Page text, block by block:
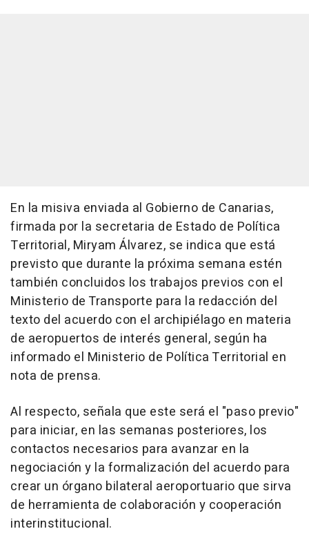
En la misiva enviada al Gobierno de Canarias,
firmada por la secretaria de Estado de Política
Territorial, Miryam Álvarez, se indica que está
previsto que durante la próxima semana estén
también concluidos los trabajos previos con el
Ministerio de Transporte para la redacción del
texto del acuerdo con el archipiélago en materia
de aeropuertos de interés general, según ha
informado el Ministerio de Política Territorial en
nota de prensa.
Al respecto, señala que este será el "paso previo"
para iniciar, en las semanas posteriores, los
contactos necesarios para avanzar en la
negociación y la formalización del acuerdo para
crear un órgano bilateral aeroportuario que sirva
de herramienta de colaboración y cooperación
interinstitucional.